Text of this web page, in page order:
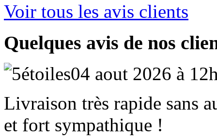
Voir tous les avis clients
Quelques avis de nos
04 aout 2026 à
Livraison très rapide sans
et fort sympathique !